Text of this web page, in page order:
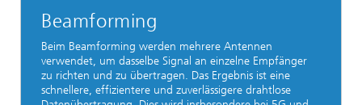
Beamforming
Beim Beamforming werden mehrere Antennen
verwendet, um dasselbe Signal an einzelne Empfänger
zu richten und zu übertragen. Das Ergebnis ist eine
schnellere, effizientere und zuverlässigere drahtlose